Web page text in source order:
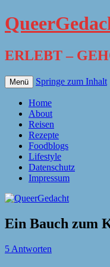
ERLEBT –
Menü Springe zum Inhalt
Home
About
Reisen
Rezepte
Foodblogs
Lifestyle
Datenschutz
Impressum
Ein Bauch zum
5 Antworten